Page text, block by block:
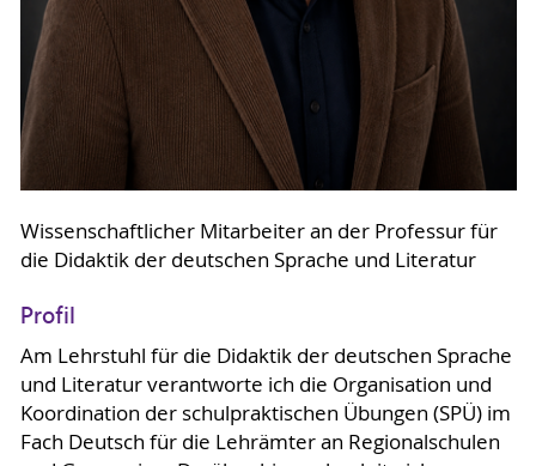
Wissenschaftlicher Mitarbeiter an der Professur für
die Didaktik der deutschen Sprache und Literatur
Profil
Am Lehrstuhl für die Didaktik der deutschen Sprache
und Literatur verantworte ich die Organisation und
Koordination der schulpraktischen Übungen (SPÜ) im
Fach Deutsch für die Lehrämter an Regionalschulen